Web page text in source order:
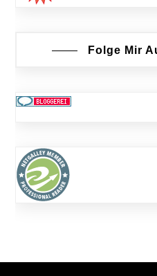
Folge Mir